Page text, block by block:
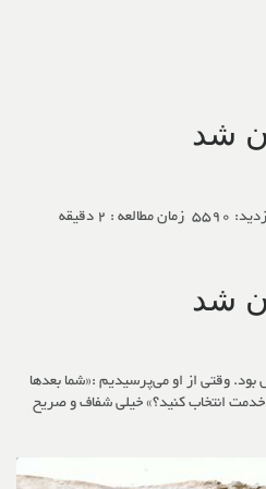
شد
5590 زمان مطالعه : 2 دقیقه
شد
وقتی از او می‌پرسیدیم :«شما بعدها
انتخاب کنید؟» خیلی شفاف و صریح